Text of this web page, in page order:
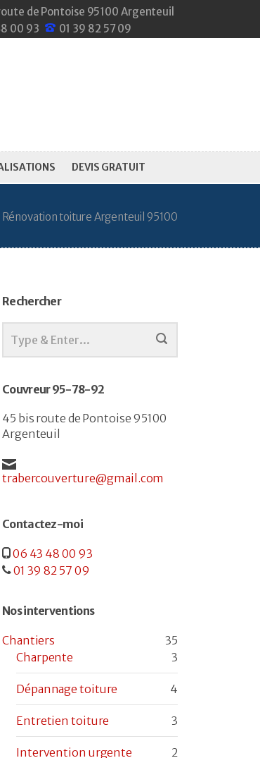
de Pontoise 95100 Argenteuil
00 93
01 39 82 57 09
DEVIS GRATUIT
Rénovation toiture Argenteuil 95100
Rechercher
Couvreur 95-78-92
45 bis route de Pontoise 95100
Argenteuil
trabercouverture@gmail.com
Contactez-moi
06 43 48 00 93
01 39 82 57 09
Nos interventions
Chantiers
35
Charpente
3
Dépannage toiture 4
Entretien toiture 3
Intervention urgente 2